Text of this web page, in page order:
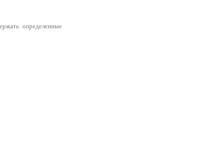
определенные